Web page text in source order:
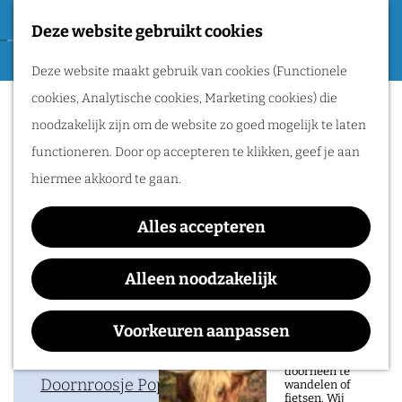
Deze website gebruikt cookies
Deze website maakt gebruik van cookies (Functionele
cookies, Analytische cookies, Marketing cookies) die
noodzakelijk zijn om de website zo goed mogelijk te laten
functioneren. Door op accepteren te klikken, geef je aan
hiermee akkoord te gaan.
Alles accepteren
Alleen noodzakelijk
Voorkeuren aanpassen
a
F
a
v
o
r
i
e
e
M
e
n
u
Routes
Wandelen
Fietsen
Routeplanner
Natuurgebieden
in het Rijk van
natuur in het Rijk
van Nijmegen is
doorheen te
wandelen of
fietsen. Wij
Noor
Waar:
Doornroosje
Poppodium
zondag 22
november
Contact
Doornroosje Poppodium